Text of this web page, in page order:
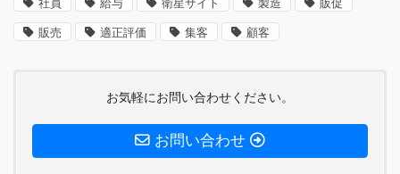
社員 給与 衛星サイト 製造 販促
販売 適正評価 集客 顧客
お気軽にお問い合わせください。
お問い合わせ